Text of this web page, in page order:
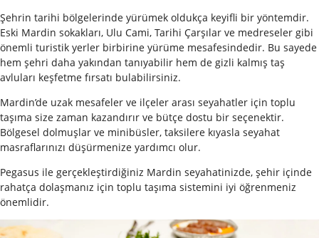
Şehrin tarihi bölgelerinde yürümek oldukça keyifli bir yöntemdir.
Eski Mardin sokakları, Ulu Cami, Tarihi Çarşılar ve medreseler gibi
önemli turistik yerler birbirine yürüme mesafesindedir. Bu sayede
hem şehri daha yakından tanıyabilir hem de gizli kalmış taş
avluları keşfetme fırsatı bulabilirsiniz.
Mardin’de uzak mesafeler ve ilçeler arası seyahatler için toplu
taşıma size zaman kazandırır ve bütçe dostu bir seçenektir.
Bölgesel dolmuşlar ve minibüsler, taksilere kıyasla seyahat
masraflarınızı düşürmenize yardımcı olur.
Pegasus ile gerçekleştirdiğiniz Mardin seyahatinizde, şehir içinde
rahatça dolaşmanız için toplu taşıma sistemini iyi öğrenmeniz
önemlidir.